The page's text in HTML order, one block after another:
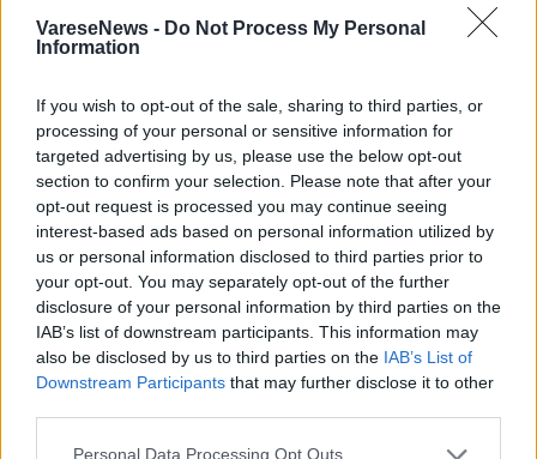
VareseNews - Do Not Process My Personal
Information
If you wish to opt-out of the sale, sharing to third parties, or
processing of your personal or sensitive information for
targeted advertising by us, please use the below opt-out
section to confirm your selection. Please note that after your
opt-out request is processed you may continue seeing
interest-based ads based on personal information utilized by
us or personal information disclosed to third parties prior to
your opt-out. You may separately opt-out of the further
disclosure of your personal information by third parties on the
IAB’s list of downstream participants. This information may
also be disclosed by us to third parties on the IAB’s List of
Downstream Participants that may further disclose it to other
Personal Data Processing Opt Outs
ice emotion
icesport varese
pattinaggio artistico
Oggiona con santo stefano
varese
Leggi l'articolo:
Pattinaggio Artistico, fine settimana ricco di
soddisfazioni per il Varesotto